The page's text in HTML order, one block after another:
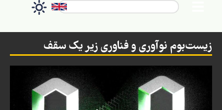
زیست‌بوم نوآوری و فناوری زیر یک سقف